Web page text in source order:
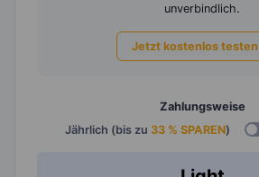
unverbindlich.
Jetzt kostenlos testen
Zahlungsweise
Jährlich (bis zu 33 % SPAREN)